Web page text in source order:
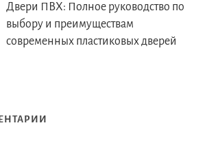
Двери ПВХ: Полное руководство по
выбору и преимуществам
современных пластиковых дверей